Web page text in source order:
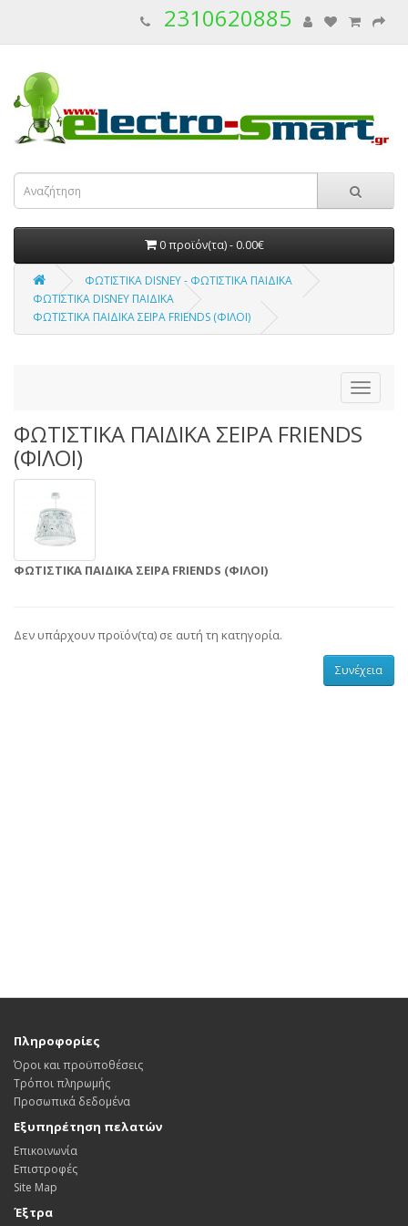
2310620885
0 προϊόν(τα) - 0.00€
ΦΩΤΙΣΤΙΚΑ DISNEY - ΦΩΤΙΣΤΙΚΑ ΠΑΙΔΙΚΑ
ΦΩΤΙΣΤΙΚΑ DISNEY ΠΑΙΔΙΚΑ
ΦΩΤΙΣΤΙΚΑ ΠΑΙΔΙΚΑ ΣΕΙΡΑ FRIENDS (ΦΙΛΟΙ)
ΦΩΤΙΣΤΙΚΑ ΠΑΙΔΙΚΑ ΣΕΙΡΑ FRIENDS
(ΦΙΛΟΙ)
ΦΩΤΙΣΤΙΚΑ ΠΑΙΔΙΚΑ ΣΕΙΡΑ FRIENDS (ΦΙΛΟΙ)
Δεν υπάρχουν προϊόν(τα) σε αυτή τη κατηγορία.
Συνέχεια
Πληροφορίες
Όροι και προϋποθέσεις
Τρόποι πληρωμής
Προσωπικά δεδομένα
Εξυπηρέτηση πελατών
Επικοινωνία
Επιστροφές
Site Map
Έξτρα